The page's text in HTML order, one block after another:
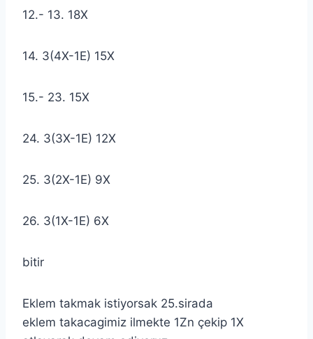
12.- 13. 18X
14. 3(4X-1E) 15X
15.- 23. 15X
24. 3(3X-1E) 12X
25. 3(2X-1E) 9X
26. 3(1X-1E) 6X
bitir
Eklem takmak istiyorsak 25.sirada
eklem takacagimiz ilmekte 1Zn çekip 1X